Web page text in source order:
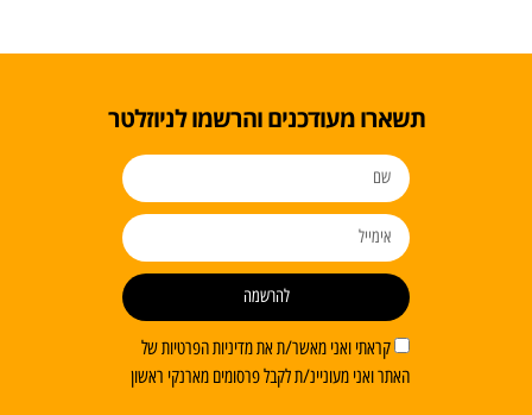
תשארו מעודכנים והרשמו לניוזלטר
קראתי ואני מאשר/ת את מדיניות הפרטיות של
האתר ואני מעוניינ/ת לקבל פרסומים מארנקי ראשון
להרשמה